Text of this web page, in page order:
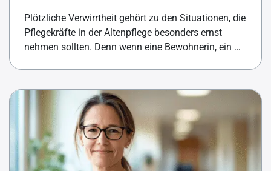
Plötzliche Verwirrtheit gehört zu den Situationen, die
Pflegekräfte in der Altenpflege besonders ernst
nehmen sollten. Denn wenn eine Bewohnerin, ein …